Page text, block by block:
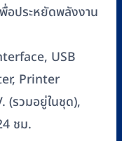
อประหยัดพลังงาน
USB
Printer
(รวมอยู่ในชุด),
ชม.